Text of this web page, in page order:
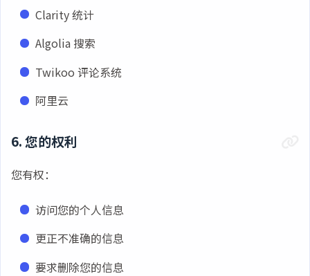
Clarity 统计
Algolia 搜索
Twikoo 评论系统
阿里云
6. 您的权利
您有权：
访问您的个人信息
更正不准确的信息
要求删除您的信息